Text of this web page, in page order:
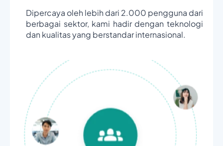
Dipercaya oleh lebih dari 2.000 pengguna dari
berbagai sektor, kami hadir dengan teknologi
dan kualitas yang berstandar internasional.